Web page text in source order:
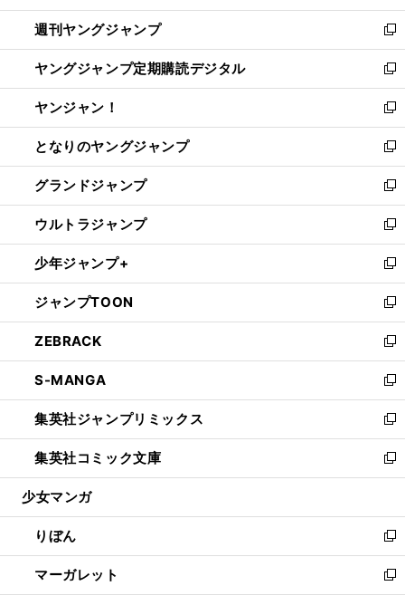
開
く
ウ
で
開
く
ン
ド
ウ
で
開
く
ウ
ィ
ン
ド
ウ
で
開
く
週刊ヤングジャンプ
新
し
い
ウ
ィ
ン
ド
ウ
で
開
く
ヤングジャンプ定期購読デジタル
新
し
い
ウ
ィ
ン
ド
ウ
で
開
く
ヤンジャン！
新
し
い
ウ
ィ
ン
ド
ウ
で
開
く
となりのヤングジャンプ
新
し
い
ウ
ィ
ン
ド
ウ
で
開
く
グランドジャンプ
新
し
い
ウ
ィ
ン
ド
ウ
で
開
く
ウルトラジャンプ
新
し
い
ウ
ィ
ン
ド
ウ
で
開
く
少年ジャンプ+
新
し
い
ウ
ィ
ン
ド
ウ
で
開
く
ジャンプTOON
新
し
い
ウ
ィ
ン
ド
ウ
で
開
ZEBRACK
新
し
い
ウ
ィ
ン
ド
ウ
開
く
S-MANGA
新
し
い
ウ
ィ
ン
ウ
で
開
く
集英社ジャンプリミックス
新
し
い
ウ
ン
ド
ウ
で
開
集英社コミック文庫
新
し
ウ
ィ
ン
ド
ウ
少女マンガ
りぼん
新
し
い
ウ
マーガレット
新
し